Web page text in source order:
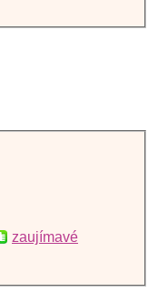
zaujímavé